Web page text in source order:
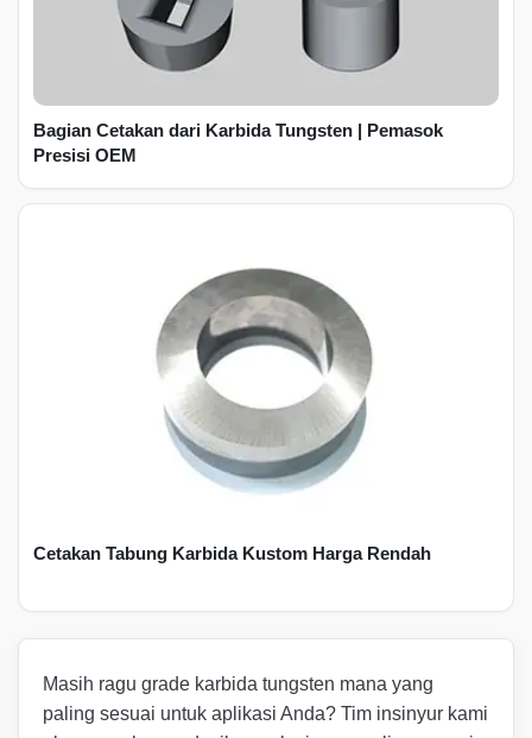
Bagian Cetakan dari Karbida Tungsten | Pemasok
Presisi OEM
Cetakan Tabung Karbida Kustom Harga Rendah
Masih ragu grade karbida tungsten mana yang
paling sesuai untuk aplikasi Anda? Tim insinyur kami